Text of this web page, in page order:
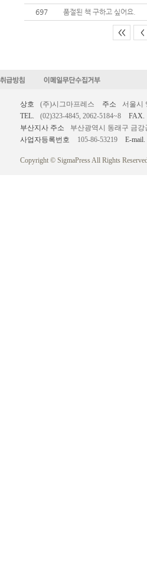
697
품절된 책 구하고 싶어요.
<< <
상호 (주)시그마프레스 주소
서울시
TEL.
(02)323-4845, 2062-5184~8
FAX.
부산지사 주소
부산광역시 동래구 금강
사업자등록번호
105-86-53219 E-mail.
Copyright © SigmaPress All Rights